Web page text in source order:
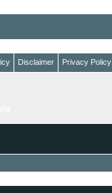
Disclaimer Privacy Policy